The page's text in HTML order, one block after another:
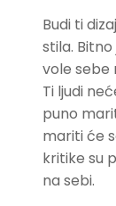
Budi ti
stila. Bitno
vole sebe
Ti ljudi
puno
mariti će
kritike su
na sebi.